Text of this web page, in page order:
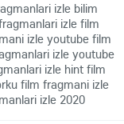
izle bilim
izle film
izle youtube film
izle youtube
izle hint film
film fragmani izle
izle 2020